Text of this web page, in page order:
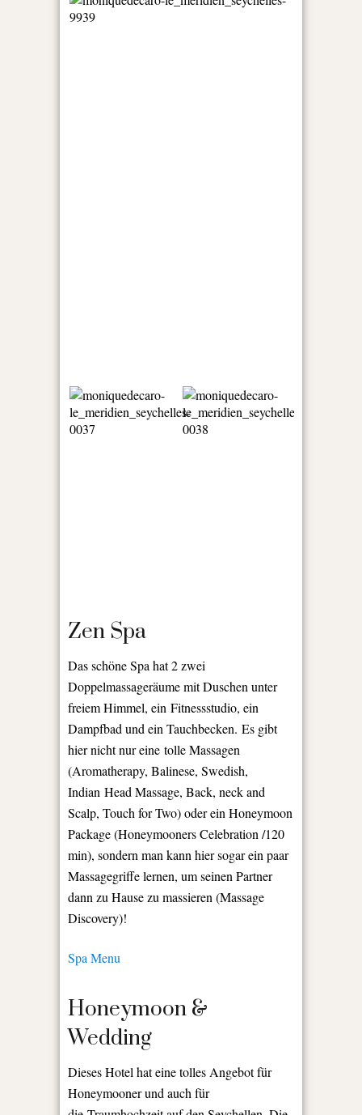
Zen Spa
Das schöne Spa hat 2 zwei
Doppelmassageräume mit Duschen unter
freiem Himmel, ein Fitnessstudio, ein
Dampfbad und ein Tauchbecken. Es gibt
hier nicht nur eine tolle Massagen
(Aromatherapy, Balinese, Swedish,
Indian Head Massage, Back, neck and
Scalp, Touch for Two) oder ein Honeymoon
Package (Honeymooners Celebration /120
min), sondern man kann hier sogar ein paar
Massagegriffe lernen, um seinen Partner
dann zu Hause zu massieren (Massage
Discovery)!
Spa Menu
Honeymoon &
Wedding
Dieses Hotel hat eine tolles Angebot für
Honeymooner und auch für